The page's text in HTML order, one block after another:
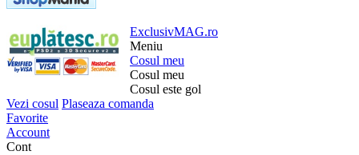
ExclusivMAG.ro
Meniu
Cosul meu
Cosul meu
Cosul este gol
Vezi cosul Plaseaza comanda
Favorite
Account
Cont